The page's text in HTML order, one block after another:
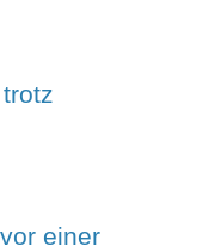
einer